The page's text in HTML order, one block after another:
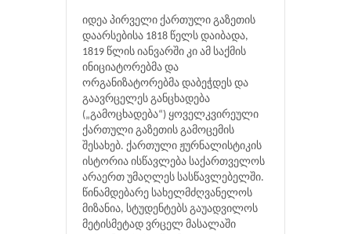
იდეა პირველი ქართული გაზეთის
დაარსებისა 1818 წელს დაიბადა,
1819 წლის იანვარში კი ამ საქმის
ინიციატორებმა და
ორგანიზატორებმა დაბეჭდეს და
გაავრცელეს განცხადება
(„გამოცხადება“) ყოველკვირეული
ქართული გაზეთის გამოცემის
შესახებ. ქართული ჟურნალისტიკის
ისტორია ისწავლება საქართველოს
არაერთ უმაღლეს სასწავლებელში.
წინამდებარე სახელმძღვანელოს
მიზანია, სტუდენტებს გაუადვილოს
მეტისმეტად ვრცელ მასალაში